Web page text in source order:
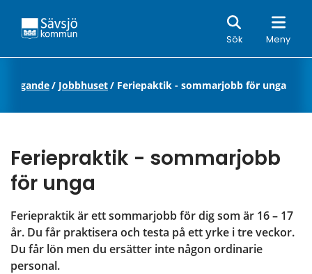
Sök Meny
Sök
/ Jobbhuset/ Feriepaktik - sommarjobb för unga
Feriepraktik - sommarjobb
för unga
Feriepraktik är ett sommarjobb för dig som är 16 – 17
år. Du får praktisera och testa på ett yrke i tre veckor.
Du får lön men du ersätter inte någon ordinarie
personal.